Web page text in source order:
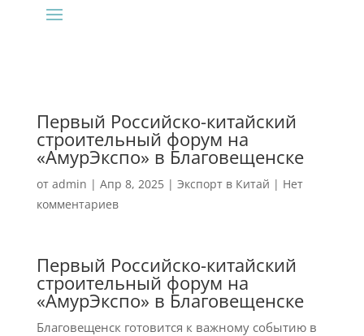
Первый Российско-китайский
строительный форум на
«АмурЭкспо» в Благовещенске
от admin | Апр 8, 2025| Экспорт в Китай | Нет
комментариев
Первый Российско-китайский
строительный форум на
«АмурЭкспо» в Благовещенске
Благовещенск готовится к важному событию в